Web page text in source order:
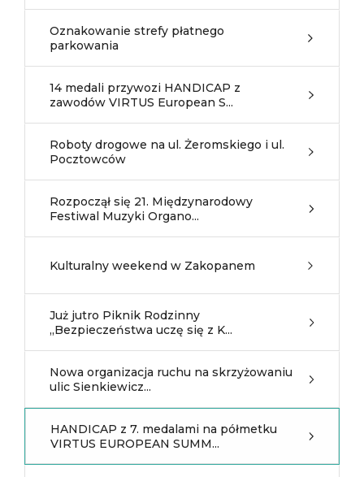
Oznakowanie strefy płatnego
parkowania
14 medali przywozi HANDICAP z
zawodów VIRTUS European S...
Roboty drogowe na ul. Żeromskiego i ul.
Pocztowców
Rozpoczął się 21. Międzynarodowy
Festiwal Muzyki Organo...
Kulturalny weekend w Zakopanem
Już jutro Piknik Rodzinny
,,Bezpieczeństwa uczę się z K...
Nowa organizacja ruchu na skrzyżowaniu
ulic Sienkiewicz...
HANDICAP z 7. medalami na półmetku
VIRTUS EUROPEAN SUMM...